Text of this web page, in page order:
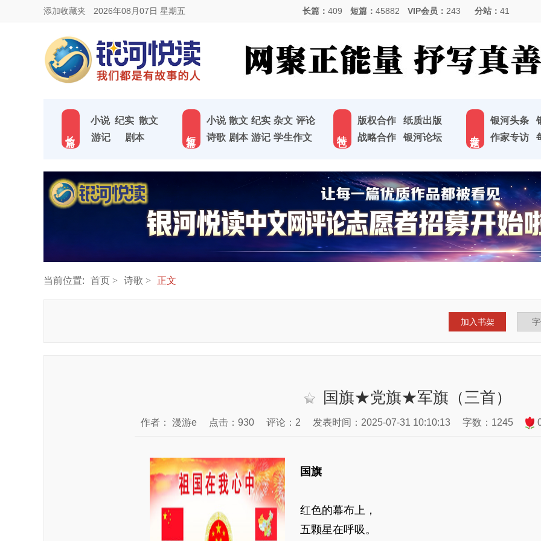
添加收藏夹 2026年08月07日 星期五 长篇： 409 短篇： 45882 VIP会员： 243 分站： 41
小说 纪实 散文
游记
剧本
小说 散文 纪实 杂文 评论
诗歌 剧本 游记 学生作文
版权合作
纸质出版
战略合作
银河论坛
银河头条
作家专访
当前位置: 首页 诗歌 正文
加入书架
国旗★党旗★军旗（三首）
作者： 漫游e 点击：930 评论：2 发表时间：2025-07-31 10:10:13 字数：1245
国旗
红色的幕布上，
五颗星在呼吸。